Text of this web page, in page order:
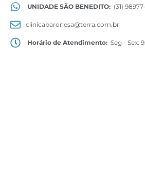
UNIDADE SÃO BENEDITO: (31)
clinicabaronesa@terra.com.br
Horário de Atendimento: Seg - Sex: